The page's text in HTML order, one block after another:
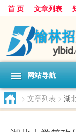
首 页 文章列表
网站导航
> 文章列表 > 湖